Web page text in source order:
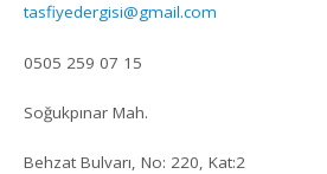
tasfiyedergisi@gmail.com
0505 259 07 15
Soğukpınar Mah.
Behzat Bulvarı, No: 220, Kat:2